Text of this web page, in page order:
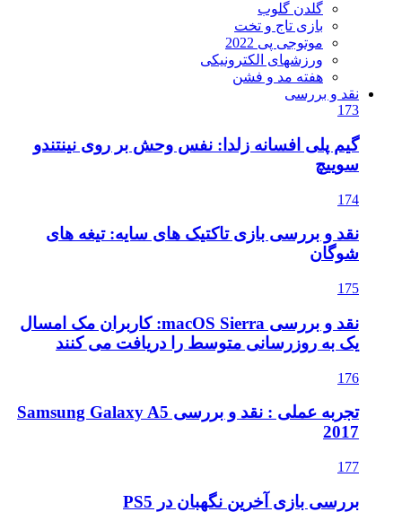
گلدن گلوب
بازی تاج و تخت
موتوجی پی 2022
ورزشهای الکترونیکی
هفته مد و فشن
نقد و بررسی
گیم پلی افسانه زلدا: نفس وحش بر روی نینتندو
سوییچ
نقد و بررسی بازی تاکتیک های سایه: تیغه های
شوگان
نقد و بررسی macOS Sierra: کاربران مک امسال
یک به روزرسانی متوسط را دریافت می کنند
تجربه عملی : نقد و بررسی Samsung Galaxy A5
بررسی بازی آخرین نگهبان در PS5